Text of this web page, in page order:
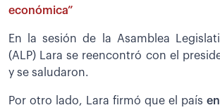
económica”
En la sesión de la Asamblea
(ALP) Lara se reencontró con el
y se saludaron.
Por otro lado, Lara firmó que el país